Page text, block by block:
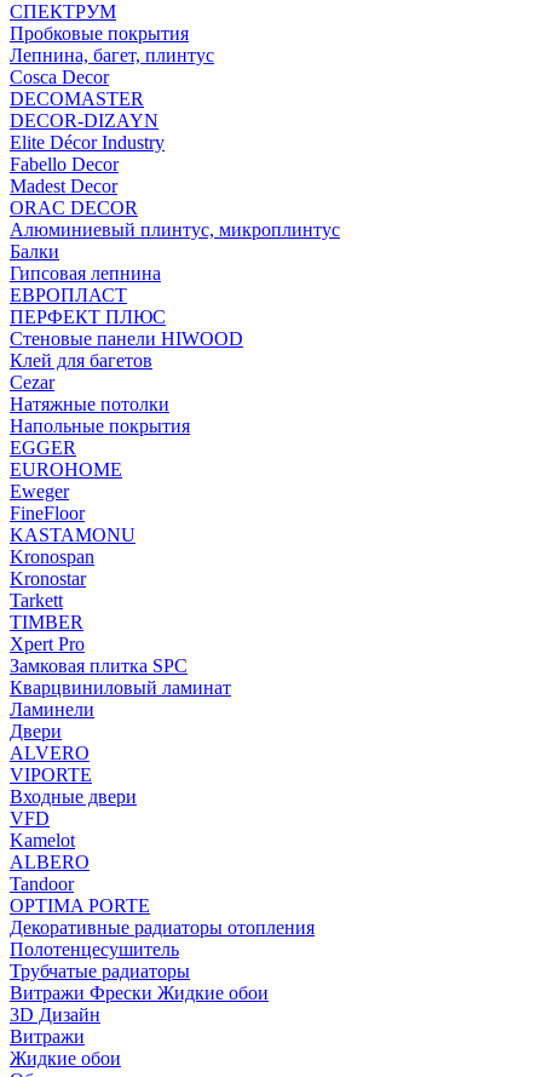
СПЕКТРУМ
Пробковые покрытия
Лепнина, багет, плинтус
Cosca Decor
DECOMASTER
DECOR-DIZAYN
Elite Décor Industry
Fabello Decor
Madest Decor
ORAC DECOR
Алюминиевый плинтус, микроплинтус
Балки
Гипсовая лепнина
ЕВРОПЛАСТ
ПЕРФЕКТ ПЛЮС
Стеновые панели HIWOOD
Клей для багетов
Cezar
Натяжные потолки
Напольные покрытия
EGGER
EUROHOME
Eweger
FineFloor
KASTAMONU
Kronospan
Kronostar
Tarkett
TIMBER
Xpert Pro
Замковая плитка SPC
Кварцвиниловый ламинат
Ламинели
Двери
ALVERO
VIPORTE
Входные двери
VFD
Kamelot
ALBERO
Tandoor
OPTIMA PORTE
Декоративные радиаторы отопления
Полотенцесушитель
Трубчатые радиаторы
Витражи Фрески Жидкие обои
3D Дизайн
Витражи
Жидкие обои